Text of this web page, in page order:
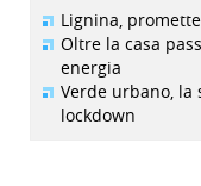
Lignina,
Oltre la casa
energia
Verde urbano, la
lockdown